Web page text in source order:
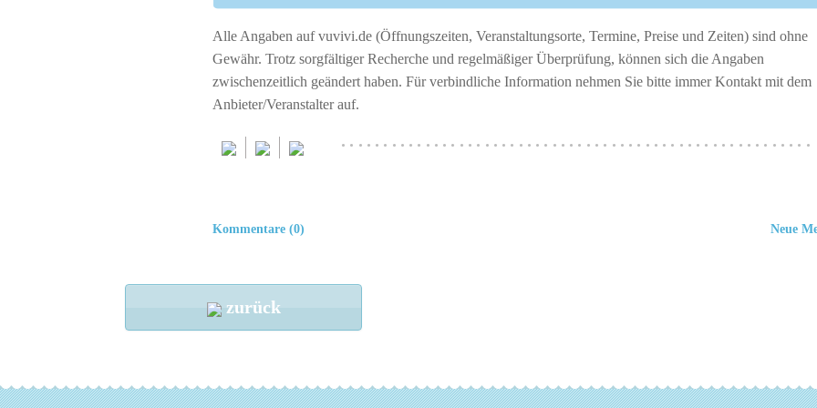
Alle Angaben auf vuvivi.de (Öffnungszeiten, Veranstaltungsorte, Termine, Preise und Zeiten) sind ohne
Gewähr. Trotz sorgfältiger Recherche und regelmäßiger Überprüfung, können sich die Angaben
zwischenzeitlich geändert haben. Für verbindliche Information nehmen Sie bitte immer Kontakt mit dem
Anbieter/Veranstalter auf.
························································
Neue
Kommentare (0)
zurück